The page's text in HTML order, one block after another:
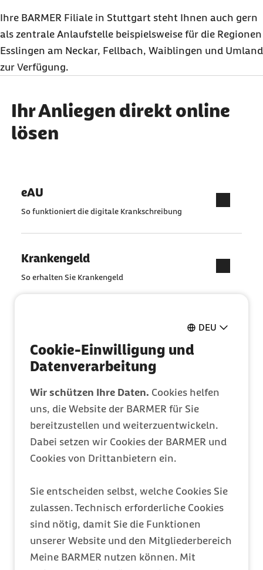
DEU
Cookie-Einwilligung und
Datenverarbeitung
Wir schützen Ihre Daten. Cookies helfen
uns, die Website der BARMER für Sie
bereitzustellen und weiterzuentwickeln.
Dabei setzen wir Cookies der BARMER und
Cookies von Drittanbietern ein.
Sie entscheiden selbst, welche Cookies Sie
zulassen. Technisch erforderliche Cookies
sind nötig, damit Sie die Funktionen
unserer Website und den Mitgliederbereich
Meine BARMER nutzen können. Mit
Ihre BARMER Filiale in Stuttgart steht Ihnen auch gern
als zentrale Anlaufstelle beispielsweise für die Regionen
Esslingen am Neckar, Fellbach, Waiblingen und Umland
zur Verfügung.
Ihr Anliegen direkt online
lösen
eAU
So funktioniert die digitale Krankschreibung
Krankengeld
So erhalten Sie Krankengeld
Ganz einfach online ausfüllen
Mitglied werden
Entdecken Sie Ihre Vorteile
Barmer Bonus
Meine Barmer
Ein Zugang für alles